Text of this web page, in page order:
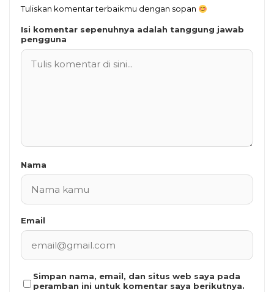
Tuliskan komentar terbaikmu dengan sopan
Isi komentar sepenuhnya adalah tanggung jawab
pengguna
Nama
Email
Simpan nama, email, dan situs web saya pada
peramban ini untuk komentar saya berikutnya.